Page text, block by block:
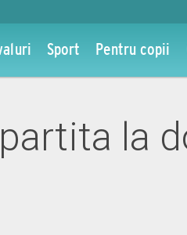
Sport Pentru copii
la